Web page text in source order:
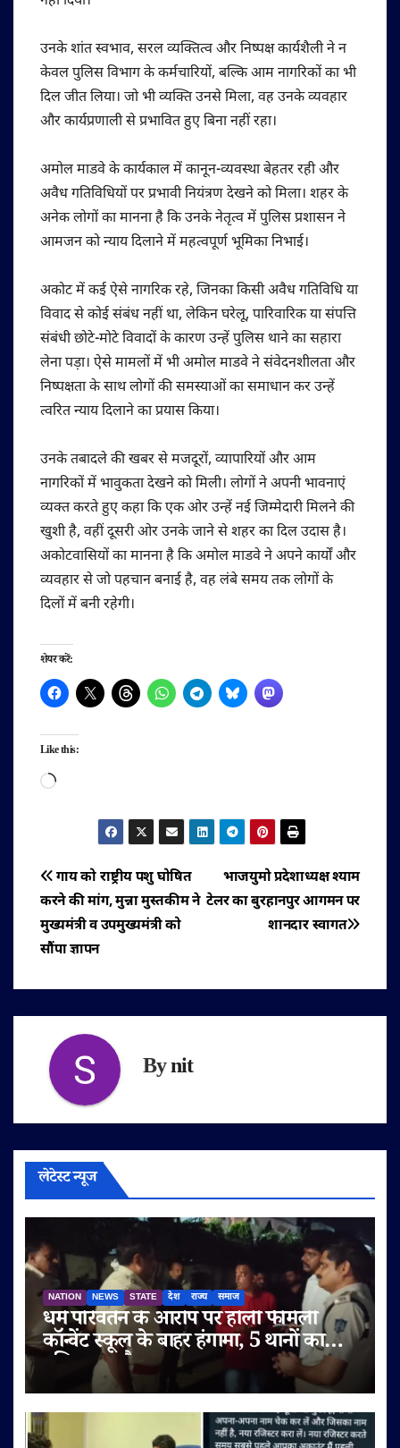
उनके शांत स्वभाव, सरल व्यक्तित्व और निष्पक्ष कार्यशैली ने न
केवल पुलिस विभाग के कर्मचारियों, बल्कि आम नागरिकों का भी
दिल जीत लिया। जो भी व्यक्ति उनसे मिला, वह उनके व्यवहार
और कार्यप्रणाली से प्रभावित हुए बिना नहीं रहा।
अमोल माडवे के कार्यकाल में कानून-व्यवस्था बेहतर रही और
अवैध गतिविधियों पर प्रभावी नियंत्रण देखने को मिला। शहर के
अनेक लोगों का मानना है कि उनके नेतृत्व में पुलिस प्रशासन ने
आमजन को न्याय दिलाने में महत्वपूर्ण भूमिका निभाई।
अकोट में कई ऐसे नागरिक रहे, जिनका किसी अवैध गतिविधि या
विवाद से कोई संबंध नहीं था, लेकिन घरेलू, पारिवारिक या संपत्ति
संबंधी छोटे-मोटे विवादों के कारण उन्हें पुलिस थाने का सहारा
लेना पड़ा। ऐसे मामलों में भी अमोल माडवे ने संवेदनशीलता और
निष्पक्षता के साथ लोगों की समस्याओं का समाधान कर उन्हें
त्वरित न्याय दिलाने का प्रयास किया।
उनके तबादले की खबर से मजदूरों, व्यापारियों और आम
नागरिकों में भावुकता देखने को मिली। लोगों ने अपनी भावनाएं
व्यक्त करते हुए कहा कि एक ओर उन्हें नई जिम्मेदारी मिलने की
खुशी है, वहीं दूसरी ओर उनके जाने से शहर का दिल उदास है।
अकोटवासियों का मानना है कि अमोल माडवे ने अपने कार्यों और
व्यवहार से जो पहचान बनाई है, वह लंबे समय तक लोगों के
दिलों में बनी रहेगी।
शेयर करें:
Like this:
Loading…
पोस्ट
नेविगेशन
भाजयुमो प्रदेशाध्यक्ष श्याम
टेलर का बुरहानपुर आगमन पर
शानदार स्वागत
गाय को राष्ट्रीय पशु घोषित
करने की मांग, मुन्ना मुस्तकीम ने
मुख्यमंत्री व उपमुख्यमंत्री को
सौंपा ज्ञापन
Bynit
लेटेस्ट न्यूज
NATION NEWS STATE देश राज्य समाज
धर्म परिवर्तन के आरोप पर होली फैमिली
कॉन्वेंट स्कूल के बाहर हंगामा, 5 थानों का
पुलिस बल तैनात